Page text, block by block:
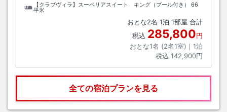
【クラブヴィラ】スーペリアスイート キング（プール付き）
66
平米
おとな2名 1泊 1部屋 合計
税込 285,800円
おとな1名 (2名1室)｜ 1泊
税込 142,900円
全ての宿泊プランを見る